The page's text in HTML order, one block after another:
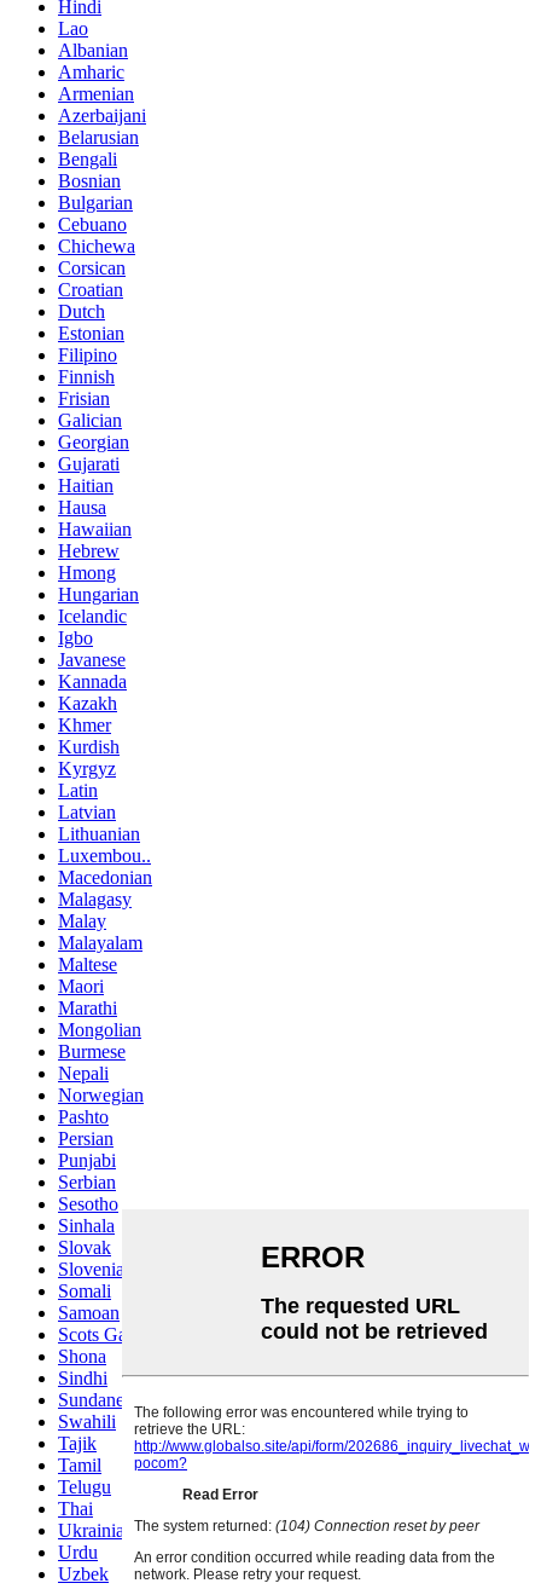
Hindi
Lao
Albanian
Amharic
Armenian
Azerbaijani
Belarusian
Bengali
Bosnian
Bulgarian
Cebuano
Chichewa
Corsican
Croatian
Dutch
Estonian
Filipino
Finnish
Frisian
Galician
Georgian
Gujarati
Haitian
Hausa
Hawaiian
Hebrew
Hmong
Hungarian
Icelandic
Igbo
Javanese
Kannada
Kazakh
Khmer
Kurdish
Kyrgyz
Latin
Latvian
Lithuanian
Luxembou..
Macedonian
Malagasy
Malay
Malayalam
Maltese
Maori
Marathi
Mongolian
Burmese
Nepali
Norwegian
Pashto
Persian
Punjabi
Serbian
Sesotho
Sinhala
Slovak
Slovenian
Somali
Samoan
Scots Gaelic
Shona
Sindhi
Sundanese
Swahili
Tajik
Tamil
Telugu
Thai
Ukrainian
Urdu
Uzbek